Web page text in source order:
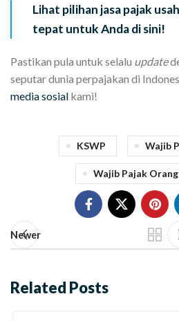
Lihat pilihan jasa pajak
tepat untuk Anda di sini!
Pastikan pula untuk selalu update
seputar dunia perpajakan di
media sosial kami!
KSWP Wajib
Wajib Pajak
Newer
Related Posts